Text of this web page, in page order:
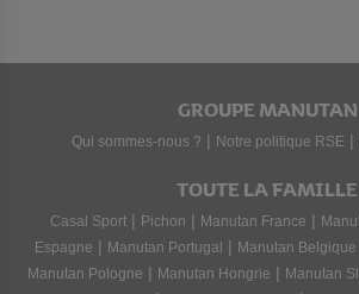
GROUPE MANUTAN
Qui sommes-nous ? | Notre politique RSE |
TOUTE LA FAMILLE
Casal Sport | Pichon | Manutan France |
Espagne | Manutan Portugal | Manutan Belgique
Manutan Pologne | Manutan Hongrie | Manutan